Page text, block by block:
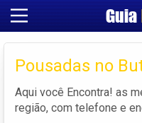
Guia
Pousadas no
Aqui você Encontra! as
região, com telefone e